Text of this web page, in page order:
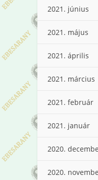
2021. június
2021. május
2021. április
2021. március
2021. február
2021. január
2020.
2020.